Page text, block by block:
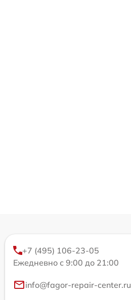
+7 (495) 106-23-05
Ежедневно с 9:00 до 21:00
info@fagor-repair-center.ru